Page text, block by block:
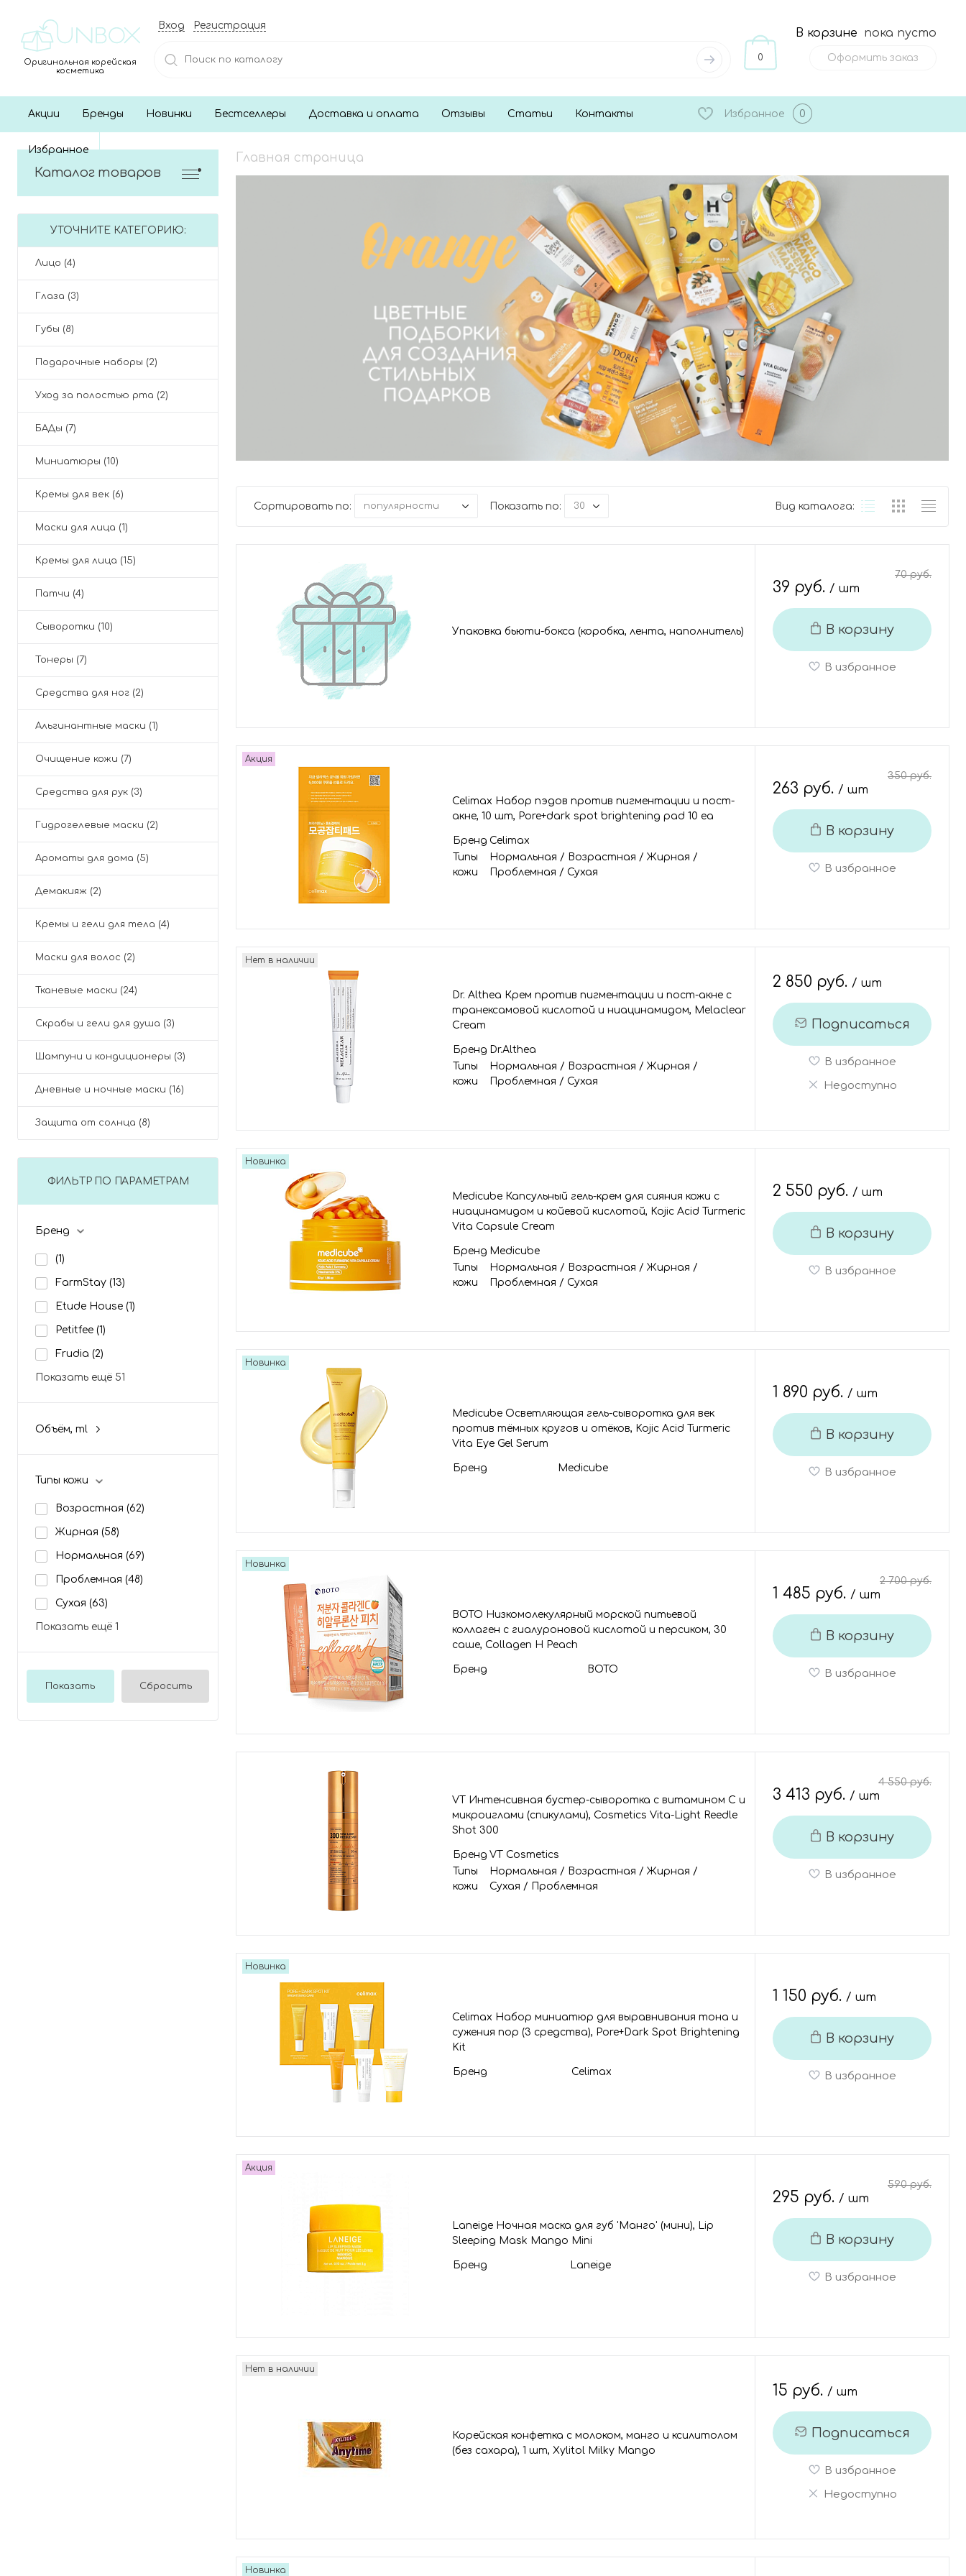
Оригинальная корейская
косметика
Вход Регистрация
0
В корзине пока пусто
Оформить заказ
Акции Бренды Новинки Бестселлеры Доставка и оплата Отзывы Статьи Контакты
Избранное
Избранное 0
Каталог товаров
УТОЧНИТЕ КАТЕГОРИЮ:
Лицо (4)
Глаза (3)
Губы (8)
Подарочные наборы (2)
Уход за полостью рта (2)
БАДы (7)
Миниатюры (10)
Кремы для век (6)
Маски для лица (1)
Кремы для лица (15)
Патчи (4)
Сыворотки (10)
Тонеры (7)
Средства для ног (2)
Альгинантные маски (1)
Очищение кожи (7)
Средства для рук (3)
Гидрогелевые маски (2)
Ароматы для дома (5)
Демакияж (2)
Кремы и гели для тела (4)
Маски для волос (2)
Тканевые маски (24)
Скрабы и гели для душа (3)
Шампуни и кондиционеры (3)
Дневные и ночные маски (16)
Защита от солнца (8)
ФИЛЬТР ПО ПАРАМЕТРАМ
Бренд
(1)
FarmStay (13)
Etude House (1)
Petitfee (1)
Frudia (2)
Показать ещё 51
Объём, ml
Типы кожи
Возрастная (62)
Жирная (58)
Нормальная (69)
Проблемная (48)
Сухая (63)
Показать ещё 1
Показать Сбросить
Главная страница
Сортировать по: популярности Показать по: 30 Вид каталога:
Упаковка бьюти-бокса (коробка, лента, наполнитель)
39 руб. / шт
70 руб.
В корзину
В избранное
Акция
Celimax Набор пэдов против пигментации и пост-
акне, 10 шт, Pore+dark spot brightening pad 10 ea
Бренд Celimax
Типы
кожи
Нормальная / Возрастная / Жирная /
Проблемная / Сухая
263 руб. / шт
350 руб.
В корзину
В избранное
Нет в наличии
Dr. Althea Крем против пигментации и пост-акне с
транексамовой кислотой и ниацинамидом, Melaclear
Cream
Бренд Dr.Althea
Типы
кожи
Нормальная / Возрастная / Жирная /
Проблемная / Сухая
2 850 руб. / шт
Подписаться
В избранное
Недоступно
Новинка
Medicube Капсульный гель-крем для сияния кожи с
ниацинамидом и койевой кислотой, Kojic Acid Turmeric
Vita Capsule Cream
Бренд Medicube
Типы
кожи
Нормальная / Возрастная / Жирная /
Проблемная / Сухая
2 550 руб. / шт
В корзину
В избранное
Новинка
Medicube Осветляющая гель-сыворотка для век
против тёмных кругов и отёков, Kojic Acid Turmeric
Vita Eye Gel Serum
Бренд Medicube
1 890 руб. / шт
В корзину
В избранное
Новинка
BOTO Низкомолекулярный морской питьевой
коллаген с гиалуроновой кислотой и персиком, 30
саше, Collagen H Peach
Бренд BOTO
1 485 руб. / шт
2 700 руб.
В корзину
В избранное
VT Интенсивная бустер-сыворотка с витамином С и
микроиглами (спикулами), Cosmetics Vita-Light Reedle
Shot 300
Бренд VT Cosmetics
Типы
кожи
Нормальная / Возрастная / Жирная /
Сухая / Проблемная
3 413 руб. / шт
4 550 руб.
В корзину
В избранное
Новинка
Celimax Набор миниатюр для выравнивания тона и
сужения пор (3 средства), Pore+Dark Spot Brightening
Kit
Бренд Celimax
1 150 руб. / шт
В корзину
В избранное
Акция
Laneige Ночная маска для губ 'Манго' (мини), Lip
Sleeping Mask Mango Mini
Бренд Laneige
295 руб. / шт
590 руб.
В корзину
В избранное
Нет в наличии
Корейская конфетка с молоком, манго и ксилитолом
(без сахара), 1 шт, Xylitol Milky Mango
15 руб. / шт
Подписаться
В избранное
Недоступно
Новинка